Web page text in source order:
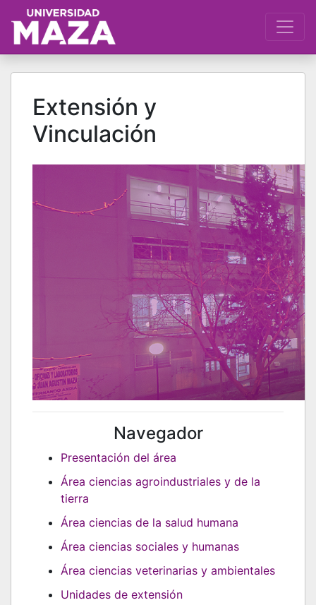
Extensión y
Vinculación
Navegador
Presentación del área
Área ciencias agroindustriales y de la
tierra
Área ciencias de la salud humana
Área ciencias sociales y humanas
Área ciencias veterinarias y ambientales
Unidades de extensión